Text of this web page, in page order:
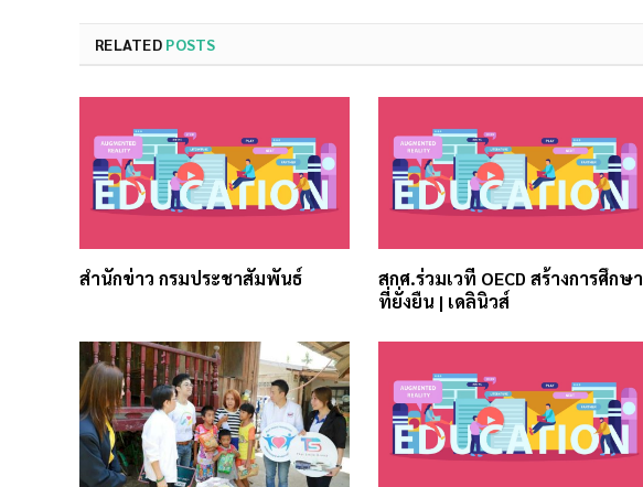
RELATED POSTS
สำนักข่าว กรมประชาสัมพันธ์
สกศ.ร่วมเวที OECD สร้างการศึกษา
ที่ยั่งยืน | เดลินิวส์